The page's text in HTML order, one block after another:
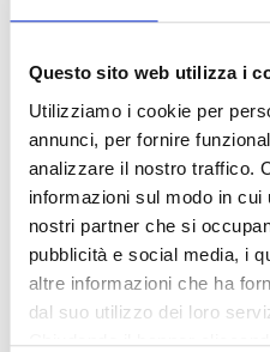
Questo sito web utilizza i
Utilizziamo i cookie per
annunci, per fornire
analizzare il nostro traffico.
informazioni sul modo in
nostri partner che si
pubblicità e social media, i
altre informazioni che ha
dal suo utilizzo dei loro
Chiudendo il banner
Italia Oggi –
〉 Rubriche